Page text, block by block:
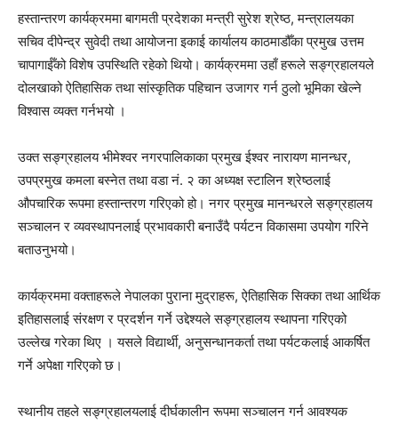
हस्तान्तरण कार्यक्रममा बागमती प्रदेशका मन्त्री सुरेश श्रेष्ठ, मन्त्रालयका
सचिव दीपेन्द्र सुवेदी तथा आयोजना इकाई कार्यालय काठमाडौँका प्रमुख उत्तम
चापागाईँको विशेष उपस्थिति रहेको थियो। कार्यक्रममा उहाँ हरूले सङ्ग्रहालयले
दोलखाको ऐतिहासिक तथा सांस्कृतिक पहिचान उजागर गर्न ठुलो भूमिका खेल्ने
विश्वास व्यक्त गर्नभयो ।
उक्त सङ्ग्रहालय भीमेश्वर नगरपालिकाका प्रमुख ईश्वर नारायण मानन्धर,
उपप्रमुख कमला बस्नेत तथा वडा नं. २ का अध्यक्ष स्टालिन श्रेष्ठलाई
औपचारिक रूपमा हस्तान्तरण गरिएको हो। नगर प्रमुख मानन्धरले सङ्ग्रहालय
सञ्चालन र व्यवस्थापनलाई प्रभावकारी बनाउँदै पर्यटन विकासमा उपयोग गरिने
बताउनुभयो।
कार्यक्रममा वक्ताहरूले नेपालका पुराना मुद्राहरू, ऐतिहासिक सिक्का तथा आर्थिक
इतिहासलाई संरक्षण र प्रदर्शन गर्ने उद्देश्यले सङ्ग्रहालय स्थापना गरिएको
उल्लेख गरेका थिए । यसले विद्यार्थी, अनुसन्धानकर्ता तथा पर्यटकलाई आकर्षित
गर्ने अपेक्षा गरिएको छ।
स्थानीय तहले सङ्ग्रहालयलाई दीर्घकालीन रूपमा सञ्चालन गर्न आवश्यक